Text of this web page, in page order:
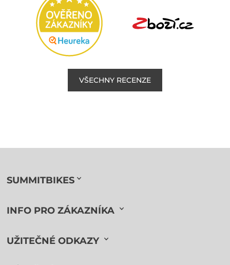
VŠECHNY RECENZE
SUMMITBIKES
INFO PRO ZÁKAZNÍKA
UŽITEČNÉ ODKAZY